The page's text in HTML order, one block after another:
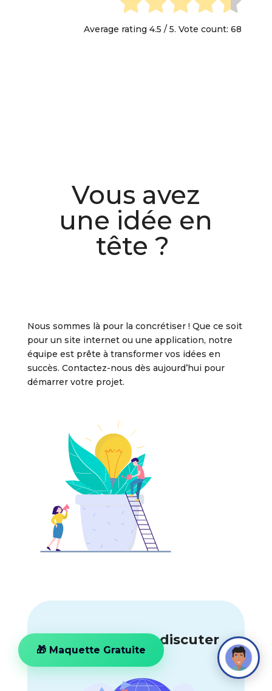
Average rating 4.5 / 5. Vote count: 68
Vous avez
une idée en
tête ?
Nous sommes là pour la concrétiser ! Que ce soit
pour un site internet ou une application, notre
équipe est prête à transformer vos idées en
succès. Contactez-nous dès aujourd’hui pour
démarrer votre projet.
Je souhaite en discuter
🎁 Maquette Gratuite